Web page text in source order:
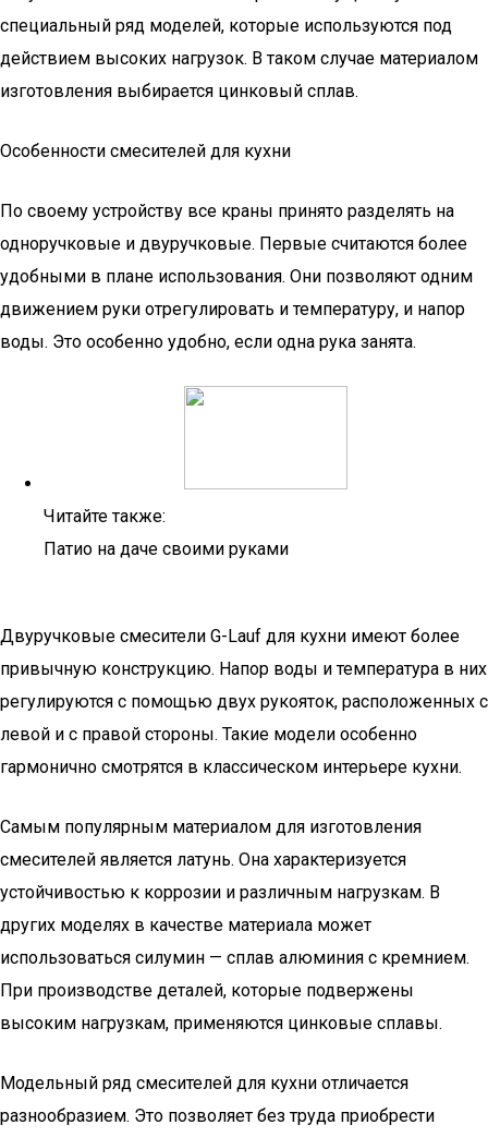
специальный ряд моделей, которые используются под
действием высоких нагрузок. В таком случае материалом
изготовления выбирается цинковый сплав.
Особенности смесителей для кухни
По своему устройству все краны принято разделять на
одноручковые и двуручковые. Первые считаются более
удобными в плане использования. Они позволяют одним
движением руки отрегулировать и температуру, и напор
воды. Это особенно удобно, если одна рука занята.
Читайте также:
Патио на даче своими руками
Двуручковые смесители G-Lauf для кухни имеют более
привычную конструкцию. Напор воды и температура в них
регулируются с помощью двух рукояток, расположенных с
левой и с правой стороны. Такие модели особенно
гармонично смотрятся в классическом интерьере кухни.
Самым популярным материалом для изготовления
смесителей является латунь. Она характеризуется
устойчивостью к коррозии и различным нагрузкам. В
других моделях в качестве материала может
использоваться силумин — сплав алюминия с кремнием.
При производстве деталей, которые подвержены
высоким нагрузкам, применяются цинковые сплавы.
Модельный ряд смесителей для кухни отличается
разнообразием. Это позволяет без труда приобрести